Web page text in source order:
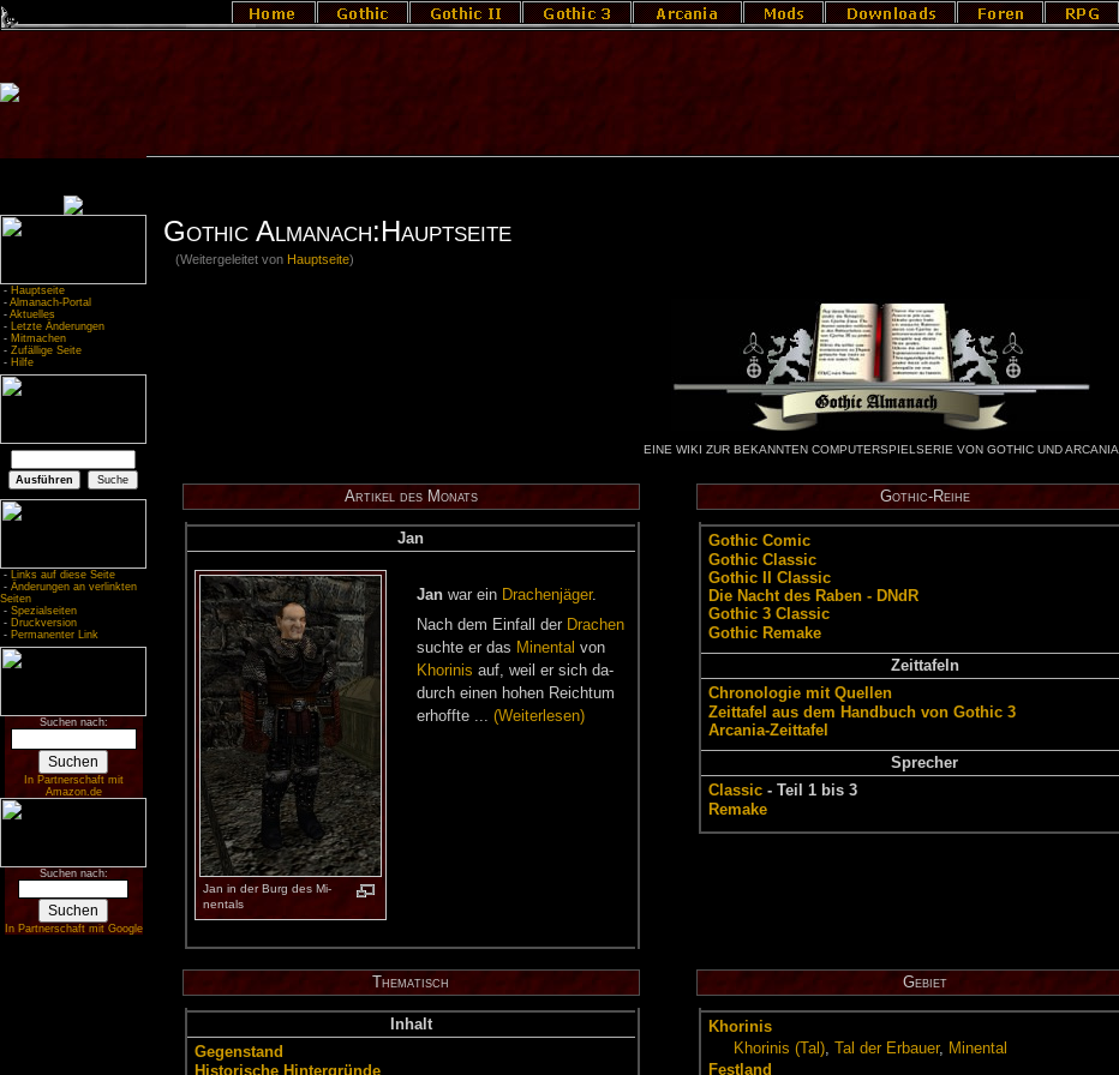
- Hauptseite
- Almanach-Portal
- Aktuelles
- Letzte Änderungen
- Mitmachen
- Zufällige Seite
- Hilfe
- Links auf diese Seite
- Änderungen an verlinkten
Seiten
- Spezialseiten
- Druckversion
- Permanenter Link
Suchen nach:
In Partnerschaft mit
Amazon.de
Suchen nach:
In Partnerschaft mit Google
Gothic Almanach:Hauptseite
(Weitergeleitet von Hauptseite)
EINE WIKI ZUR BEKANNTEN COMPUTERSPIELSERIE VON GOTHIC UND ARCANIA
Ar­ti­kel des Mo­nats
Jan
Jan in der Burg des Mi­
nen­tals
Janwar ein Dra­chen­jä­ger.
Nach dem Ein­fall der Dra­chen
such­te er das Mi­nen­tal von
Kho­ri­nis auf, weil er sich da­
durch ei­nen ho­hen Reich­tum
er­hoff­te ... (Wei­ter­le­sen)
Go­t­hic-Rei­he
Go­t­hic Co­mic
Go­t­hic Clas­sic
Go­t­hic II Clas­sic
Die Nacht des Ra­ben - DNdR
Go­t­hic 3 Clas­sic
Go­t­hic Re­make
Zeit­ta­feln
Chro­no­lo­gie mit Quel­len
Zeit­ta­fel aus dem Hand­buch von Go­t­hic 3
Ar­ca­nia-Zeit­ta­fel
Spre­cher
Clas­sic - Teil 1 bis 3
Re­make
The­ma­tisch
In­halt
Ge­gen­stand
His­to­ri­sche Hin­ter­grün­de
Ge­biet
Kho­ri­nis
Kho­ri­nis (Tal), Tal der Er­bau­er,
Mi­nen­tal
Fest­land